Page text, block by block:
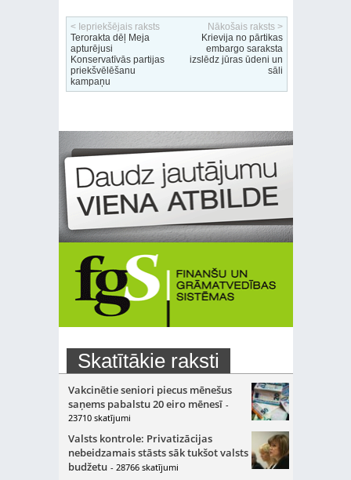
< Iepriekšējais raksts
Terorakta dēļ Meja
apturējusi
Konservatīvās partijas
priekšvēlēšanu
kampaņu
Nākošais raksts >
Krievija no pārtikas
embargo saraksta
izslēdz jūras ūdeni un
sāli
Skatītākie raksti
Vakcinētie seniori piecus mēnešus
saņems pabalstu 20 eiro mēnesī -
23710 skatījumi
Valsts kontrole: Privatizācijas
nebeidzamais stāsts sāk tukšot valsts
budžetu - 28766 skatījumi